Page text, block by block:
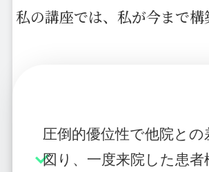
私の講座では、私が今まで構
圧倒的優位性で他院との
図り、一度来院した患者